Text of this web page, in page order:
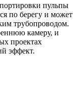
пульпы
по берегу и может
трубопроводом.
камеру, и
проектах
эффект.